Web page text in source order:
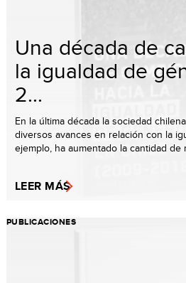
Una década de
la igualdad de
2...
En la última década la sociedad
diversos avances en relación con la
ejemplo, ha aumentado la cantidad de
LEER MÁS
PUBLICACIONES